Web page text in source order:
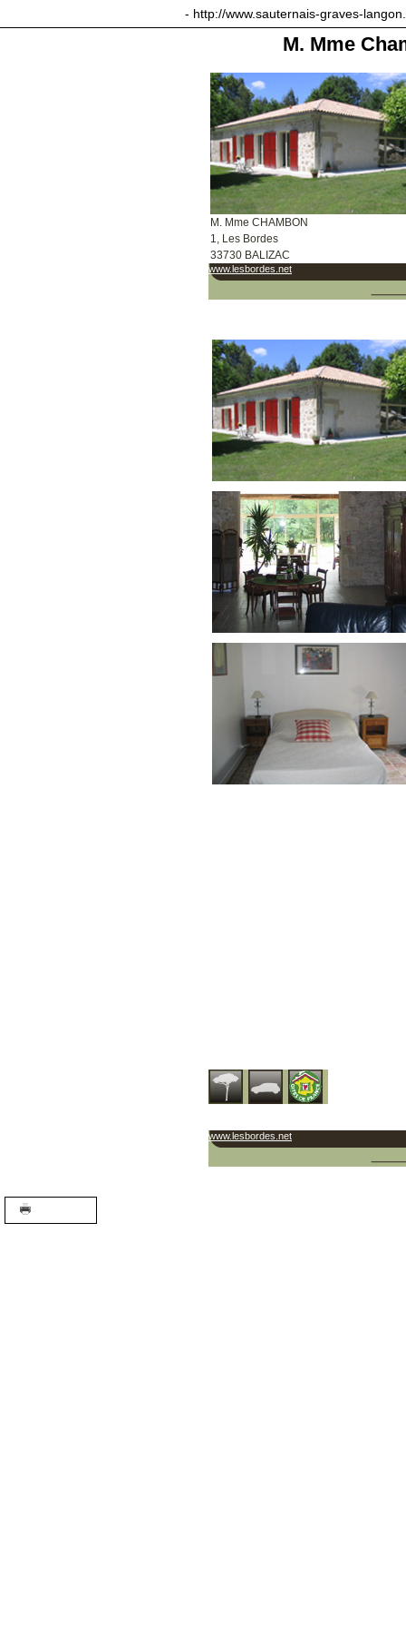
- http://www.sauternais-graves-
M. Mme
M. Mme CHAMBON
1, Les Bordes
33730 BALIZAC
www.lesbordes.net
www.lesbordes.net